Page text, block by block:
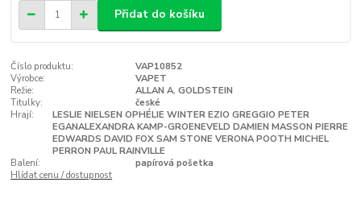
Přidat do košíku
Číslo produktu:
VAP10852
Výrobce:
VAPET
Režie:
ALLAN A. GOLDSTEIN
Titulky:
české
Hrají:
LESLIE NIELSEN OPHÉLIE WINTER EZIO GREGGIO PETER
EGANALEXANDRA KAMP-GROENEVELD DAMIEN MASSON PIERRE
EDWARDS DAVID FOX SAM STONE VERONA POOTH MICHEL
PERRON PAUL RAINVILLE
Balení:
papírová pošetka
Hlídat cenu / dostupnost